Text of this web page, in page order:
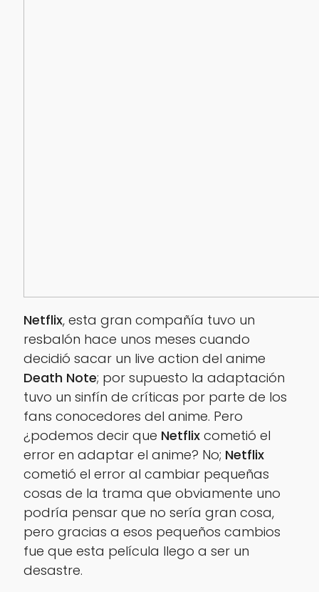
Netflix, esta gran compañía tuvo un
resbalón hace unos meses cuando
decidió sacar un live action del anime
Death Note; por supuesto la adaptación
tuvo un sinfín de críticas por parte de los
fans conocedores del anime. Pero
¿podemos decir que Netflixcometió el
error en adaptar el anime? No; Netflix
cometió el error al cambiar pequeñas
cosas de la trama que obviamente uno
podría pensar que no sería gran cosa,
pero gracias a esos pequeños cambios
fue que esta película llego a ser un
desastre.